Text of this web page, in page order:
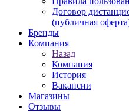
Договор
(публичная
Бренды
Компания
Назад
Компания
История
Вакансии
Магазины
Отзывы